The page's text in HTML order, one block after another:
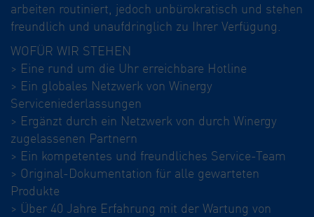
arbeiten routiniert, jedoch unbürokratisch und stehen
freundlich und unaufdringlich zu Ihrer Verfügung.
WOFÜR WIR STEHEN
> Eine rund um die Uhr erreichbare Hotline
> Ein globales Netzwerk von Winergy
Serviceniederlassungen
> Ergänzt durch ein Netzwerk von durch Winergy
zugelassenen Partnern
> Ein kompetentes und freundliches Service-Team
> Original-Dokumentation für alle gewarteten
Produkte
> Über 40 Jahre Erfahrung mit der Wartung von